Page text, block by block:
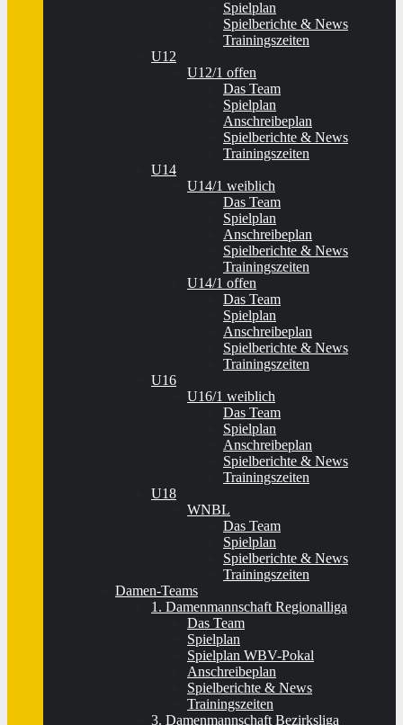
Spielplan
Spielberichte & News
Trainingszeiten
U12
U12/1 offen
Das Team
Spielplan
Anschreibeplan
Spielberichte & News
Trainingszeiten
U14
U14/1 weiblich
Das Team
Spielplan
Anschreibeplan
Spielberichte & News
Trainingszeiten
U14/1 offen
Das Team
Spielplan
Anschreibeplan
Spielberichte & News
Trainingszeiten
U16
U16/1 weiblich
Das Team
Spielplan
Anschreibeplan
Spielberichte & News
Trainingszeiten
U18
WNBL
Das Team
Spielplan
Spielberichte & News
Trainingszeiten
Damen-Teams
1. Damenmannschaft Regionalliga
Das Team
Spielplan
Spielplan WBV-Pokal
Anschreibeplan
Spielberichte & News
Trainingszeiten
3. Damenmannschaft Bezirksliga